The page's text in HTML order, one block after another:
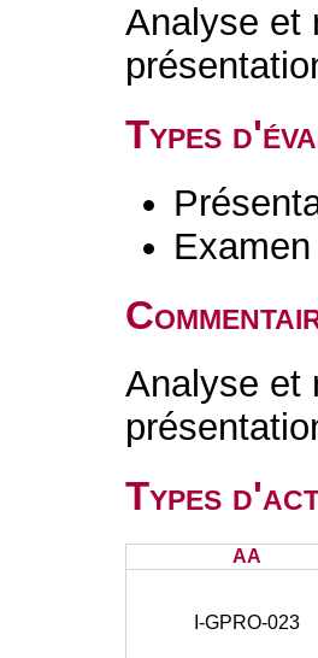
Analyse et
Types
Examen
Analyse et
Types
AA
I-GPRO-023